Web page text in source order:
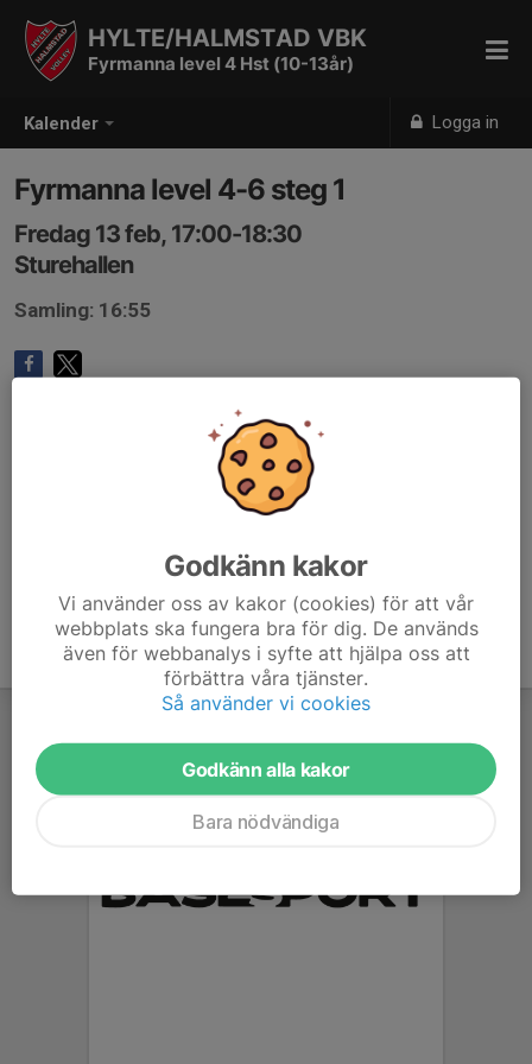
Kalender Logga in
HYLTE/HALMSTAD VBK
Fyrmanna level 4 Hst (10-13år)
Fyrmanna level 4-6 steg 1
Fredag 13 feb, 17:00-18:30
Sturehallen
Samling: 16:55
Godkänn kakor
Vi använder oss av kakor (cookies) för att vår
webbplats ska fungera bra för dig. De används
även för webbanalys i syfte att hjälpa oss att
förbättra våra tjänster.
Så använder vi cookies
Godkänn alla kakor
Bara nödvändiga